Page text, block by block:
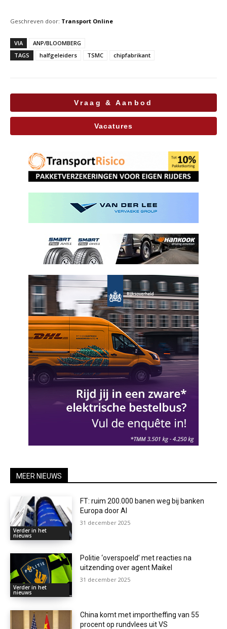
Geschreven door: Transport Online
VIA
ANP/BLOOMBERG
TAGS
halfgeleiders TSMC chipfabrikant
Vraag & Aanbod
Vacatures
MEER NIEUWS
Verder in het
nieuws
FT: ruim 200.000 banen weg bij banken
Europa door AI
31 december 2025
Verder in het
nieuws
Politie ‘overspoeld’ met reacties na
uitzending over agent Maikel
31 december 2025
China komt met importheffing van 55
procent op rundvlees uit VS